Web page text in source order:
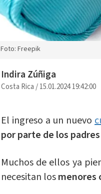
Foto: Freepik
Indira Zúñiga
Costa Rica/15.01.2024 19:42:00
El ingreso a un nuevo
por parte de los padres
Muchos de ellos ya
necesitan losmenores